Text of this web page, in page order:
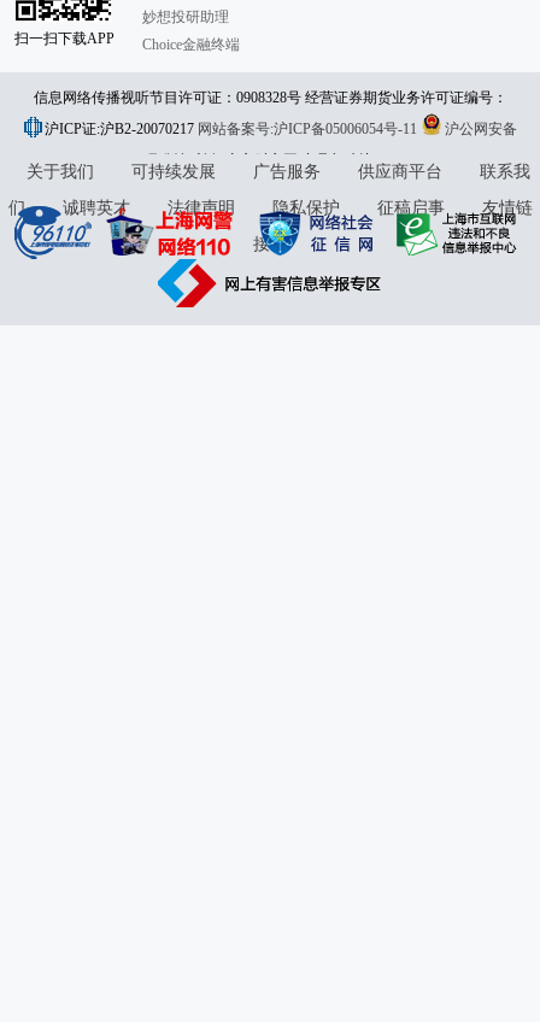
扫一扫下载APP
妙想投研助理
Choice金融终端
信息网络传播视听节目许可证：0908328号 经营证券期货业务许可证编号：
913101046312860336 违法和不良信息举报:021-61278686 举报邮箱：
jubao@eastmoney.com
沪ICP证:沪B2-20070217 网站备案号:沪ICP备05006054号-11
沪公网安备
31010402000120号版权所有:东方财富网意见与建议:4000300059/952500
关于我们 可持续发展 广告服务 供应商平台
联系我
们
诚聘英才 法律声明 隐私保护 征稿启事
友情链
接